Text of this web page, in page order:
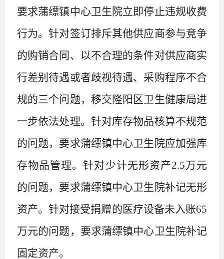
要求蒲缥镇中心卫生院立即停止违规收费
行为。针对签订排斥其他供应商参与竞争
的购销合同 、 以不合理的条件对供应商实
行差别待遇或者歧视待遇、 采购程序不合
规的三个问题， 移交隆阳区卫生健康局进
一步依法处理。 针对库存物品核算不规范
的问题，要求蒲缥镇中心卫生院应加强库
存物品管理。针对少计无形资产2.5万元
的问题，要求蒲缥镇中心卫生院补记无形
资产。针对接受捐赠的医疗设备未入账65
万元的问题，要求蒲缥镇中心卫生院补记
固定资产。